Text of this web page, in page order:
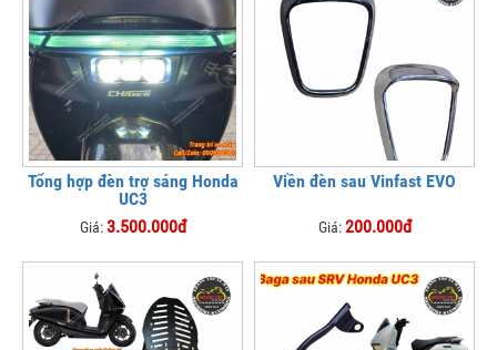
Tổng hợp đèn trợ sáng Honda
UC3
Giá:3.500.000đ
Viền đèn sau Vinfast EVO
Giá:200.000đ